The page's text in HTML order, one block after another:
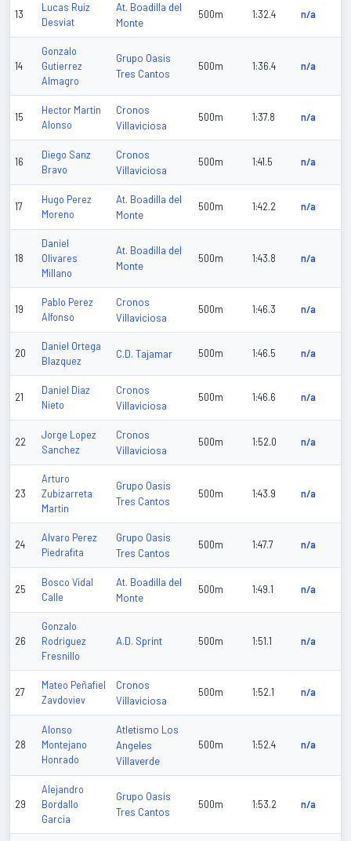
13
Lucas Ruiz
Desviat
At. Boadilla del
Monte
500m 1:32.4 n/a
14
Gonzalo
Gutierrez
Almagro
Grupo Oasis
Tres Cantos
500m 1:36.4 n/a
15
Hector Martin
Alonso
Cronos
Villaviciosa
500m 1:37.8 n/a
16
Diego Sanz
Bravo
Cronos
Villaviciosa
500m 1:41.5 n/a
17
Hugo Perez
Moreno
At. Boadilla del
Monte
500m 1:42.2 n/a
18
Daniel
Olivares
Millano
At. Boadilla del
Monte
500m 1:43.8 n/a
19
Pablo Perez
Alfonso
Cronos
Villaviciosa
500m 1:46.3 n/a
20
Daniel Ortega
Blazquez
C.D. Tajamar 500m 1:46.5 n/a
21
Daniel Diaz
Nieto
Cronos
Villaviciosa
500m 1:46.6 n/a
22
Jorge Lopez
Sanchez
Cronos
Villaviciosa
500m 1:52.0 n/a
23
Arturo
Zubizarreta
Martin
Grupo Oasis
Tres Cantos
500m 1:43.9 n/a
24
Alvaro Perez
Piedrafita
Grupo Oasis
Tres Cantos
500m 1:47.7 n/a
25
Bosco Vidal
Calle
At. Boadilla del
Monte
500m 1:49.1 n/a
26
Gonzalo
Rodriguez
Fresnillo
A.D. Sprint 500m 1:51.1 n/a
27
Mateo Peñafiel
Zavdoviev
Cronos
Villaviciosa
500m 1:52.1 n/a
28
Alonso
Montejano
Honrado
Atletismo Los
Angeles
Villaverde
500m 1:52.4 n/a
29
Alejandro
Bordallo
Garcia
Grupo Oasis
Tres Cantos
500m 1:53.2 n/a